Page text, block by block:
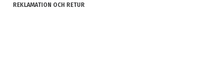
REKLAMATION OCH RETUR